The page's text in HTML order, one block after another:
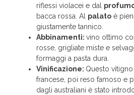
riflessi violacei e dal
bacca rossa. Al palato è
giustamente tannico.
Abbinamenti: vino ottimo
rosse, grigliate miste e
formaggi a pasta dura.
Vinificazione: Questo
francese, poi reso famoso e
dagli australiani è stato